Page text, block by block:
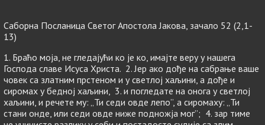
Саборна Посланица Светог Апостола Јакова, зачало 52 (2,1-
13)
1. Браћо моја, не гледајући ко је ко, имајте веру у нашега
Господа славе Исуса Христа. 2. Јер ако дође на сабрање ваше
човек са златним прстеном и у светлој хаљини, а дође и
сиромах у бедној хаљини, 3. и погледате на онога у светлој
хаљини, и речете му: „Ти седи овде лепо”, а сиромаху: „Ти
стани онде, или седи овде ниже подножја мог”; 4. зар тиме